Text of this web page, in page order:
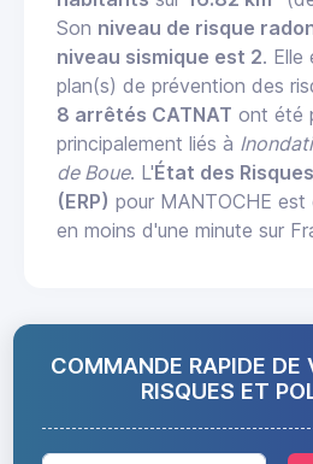
Son niveau de risque
niveau sismique est 2. Elle
plan(s) de prévention des
8 arrêtés CATNAT ont été
principalement liés à
de Boue. L'État des
(ERP) pour MANTOCHE est
en moins d'une minute sur
COMMANDE RAPIDE DE
RISQUES ET